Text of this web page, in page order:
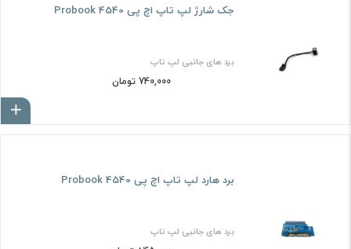
جک شارژ لپ تاپ اچ پی Probook 4540
برد های جانبی لپ تاپ
740,000 تومان
برد هارد لپ تاپ اچ پی Probook 4540
برد های جانبی لپ تاپ